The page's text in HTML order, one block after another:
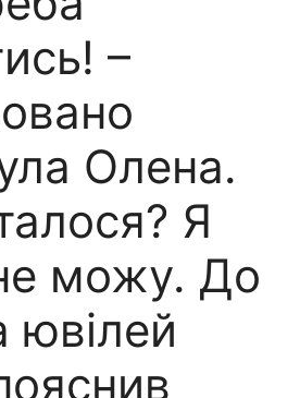
–
Олена.
Я
можу. До
ювілей